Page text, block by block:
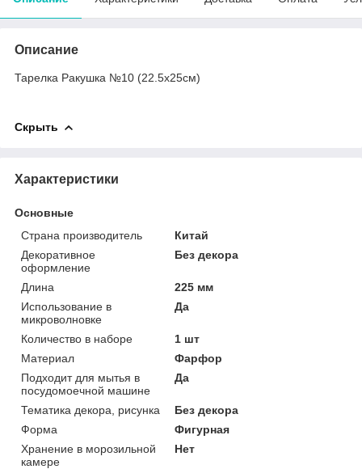
Описание
Тарелка Ракушка №10 (22.5х25см)
Скрыть
Характеристики
Основные
Страна производитель
Китай
Декоративное
оформление
Без декора
Длина
225 мм
Использование в
микроволновке
Да
Количество в наборе
1 шт
Материал
Фарфор
Подходит для мытья в
посудомоечной машине
Да
Тематика декора, рисунка
Без декора
Форма
Фигурная
Хранение в морозильной
камере
Нет